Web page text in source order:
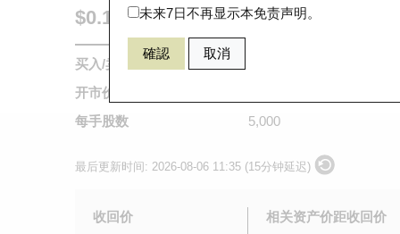
未来7日不再显示本免责声明。
確認 取消
$0.196 0.01 (-4.85%) 即时
买入/卖出价
开市价
每手股数
5,000
最后更新时间: 2026-08-06 11:35 (15分钟延迟)
收回价 相关资产价距收回价